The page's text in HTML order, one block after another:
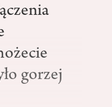
gorzej